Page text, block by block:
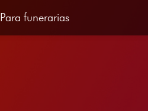
Para funerarias